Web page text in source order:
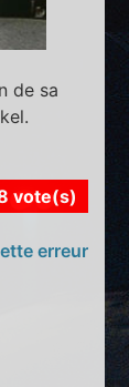
de sa
vote(s)
erreur